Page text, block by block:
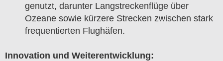
genutzt, darunter Langstreckenflüge über
Ozeane sowie kürzere Strecken zwischen stark
frequentierten Flughäfen.
Innovation und Weiterentwicklung: